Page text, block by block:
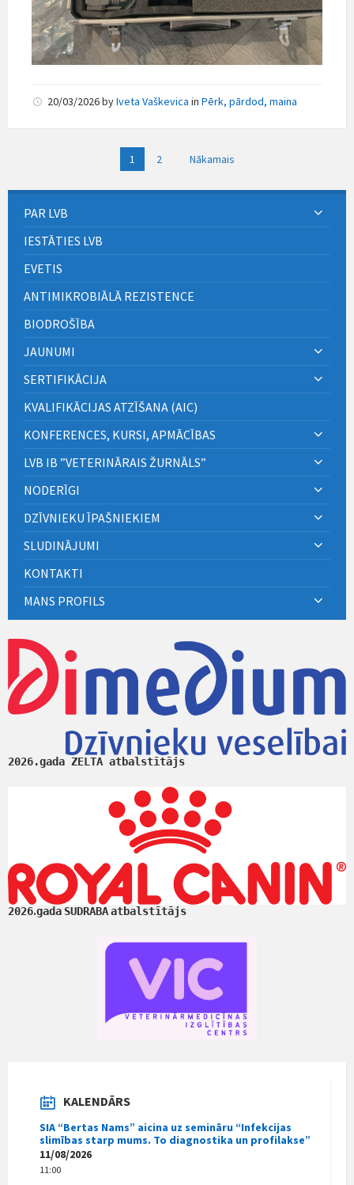
20/03/2026byIveta Vaškevica in Pērk, pārdod, maina
pēc
lappusēm
1 2 Nākamais
PAR LVB
IESTĀTIES LVB
EVETIS
ANTIMIKROBIĀLĀ REZISTENCE
BIODROŠĪBA
JAUNUMI
SERTIFIKĀCIJA
KVALIFIKĀCIJAS ATZĪŠANA (AIC)
KONFERENCES, KURSI, APMĀCĪBAS
LVB IB ”VETERINĀRAIS ŽURNĀLS”
NODERĪGI
DZĪVNIEKU ĪPAŠNIEKIEM
SLUDINĀJUMI
KONTAKTI
MANS PROFILS
2026.gada ZELTA atbalstītājs
2026.gada SUDRABAatbalstītājs
KALENDĀRS
SIA “Bertas Nams” aicina uz semināru “Infekcijas
slimības starp mums. To diagnostika un profilakse”
11/08/2026
11:00